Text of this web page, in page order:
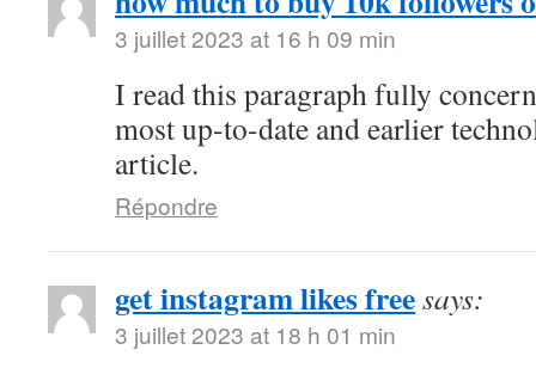
3 juillet 2023 at 16 h 09 min
I read this paragraph fully
most up-to-date and earlier
article.
Répondre
get instagram likes freesays:
3 juillet 2023 at 18 h 01 min